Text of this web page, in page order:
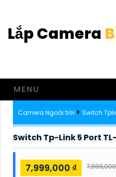
Lắp Camera
MENU
Camera Ngoài trời Switch
Switch Tp-Link 5 Port
7,999,000 ₫